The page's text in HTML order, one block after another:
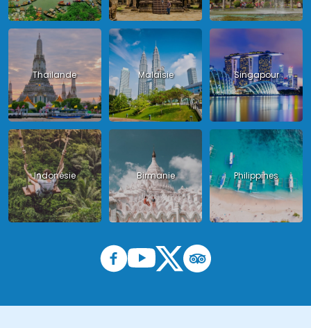
Thailande Malaisie Singapour
Indonésie Birmanie Philippines